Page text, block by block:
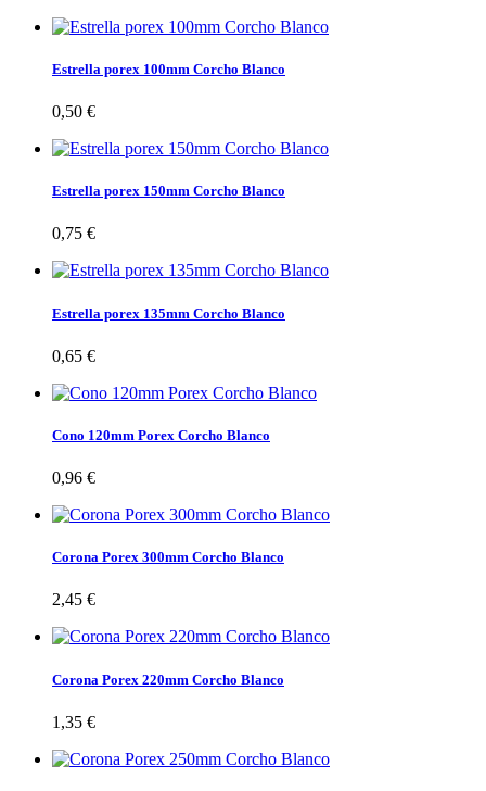
Estrella porex 100mm Corcho Blanco
0,50 €
Estrella porex 150mm Corcho Blanco
0,75 €
Estrella porex 135mm Corcho Blanco
0,65 €
Cono 120mm Porex Corcho Blanco
0,96 €
Corona Porex 300mm Corcho Blanco
2,45 €
Corona Porex 220mm Corcho Blanco
1,35 €